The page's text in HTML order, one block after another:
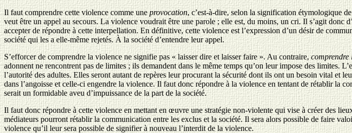
Il faut comprendre cette violence comme uneprovocation, c’est-à-dire, selon la signification étymologique
veut être un appel au secours. La violence voudrait être une parole ; elle est, du moins, un cri. Il s’agit donc d’
accepter de répondre à cette interpellation. En définitive, cette violence est l’expression d’un désir de
société qui les a elle-même rejetés. À la société d’entendre leur appel.
S’efforcer de comprendre la violence ne signifie pas « laisser dire et laisser faire ». Au contraire,comprendre
adonnent ne rencontrent pas de limites ; ils demandent dans le même temps qu’on leur impose des limites.
l’autorité des adultes. Elles seront autant de repères leur procurant la sécurité dont ils ont un besoin vital et
dans l’angoisse et celle-ci engendre la violence. Il faut donc répondre à la violence en tentant de rétablir la
serait un formidable aveu d’impuissance de la part de la société.
Il faut donc répondre à cette violence en mettant en œuvre une stratégie non-violente qui vise à créer des
médiateurs pourront rétablir la communication entre les exclus et la société. Il sera alors possible de faire
violence qu’il leur sera possible de signifier à nouveau l’interdit de la violence.